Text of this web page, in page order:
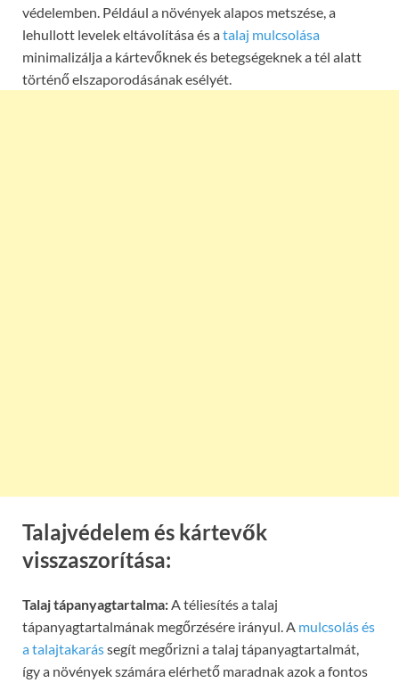
védelemben. Például a növények alapos metszése, a
lehullott levelek eltávolítása és atalaj mulcsolása
minimalizálja a kártevőknek és betegségeknek a tél alatt
történő elszaporodásának esélyét.
Talajvédelem és kártevők
visszaszorítása:
Talaj tápanyagtartalma: A téliesítés a talaj
tápanyagtartalmának megőrzésére irányul. A mulcsolás és
a talajtakarássegít megőrizni a talaj tápanyagtartalmát,
így a növények számára elérhető maradnak azok a fontos